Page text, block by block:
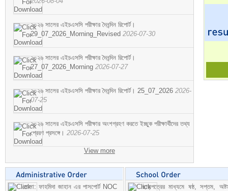
২০২৬ সালের এইচএসসি পরীক্ষার দৈনন্দিন রিপোর্ট।
29_07_2026_Morning_Revised 2026-07-30
২০২৬ সালের এইচএসসি পরীক্ষার দৈনন্দিন রিপোর্ট।
27_07_2026_Morning 2026-07-27
২০২৬ সালের এইচএসসি পরীক্ষার দৈনন্দিন রিপোর্ট। 25_07_2026 2026-
07-25
২০২৬ সালের এইচএসসি পরীক্ষার অংশগ্রহণ করতে ইচ্ছুক পরীক্ষার্থীদের তথ্য
প্রেরণ প্রসঙ্গে। 2026-07-25
View more
মোসা: ফাহমিদা জাহান এর পাসপোর্ট NOC
ছাড়পত্রের মাধ্যমে ষষ্ঠ, সপ্তম,